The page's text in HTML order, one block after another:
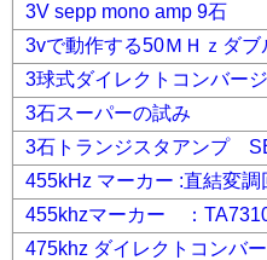
3V sepp mono amp 9石
3vで動作する50ＭＨｚダブ
3球式ダイレクトコンバー
3石スーパーの試み
3石トランジスタアンプ
455kHz マーカー :直結変調
455khzマーカー ：
475khz ダイレクトコンバ